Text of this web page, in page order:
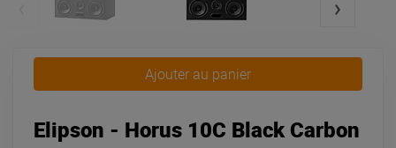
Ajouter au panier
Elipson - Horus 10C Black Carbon